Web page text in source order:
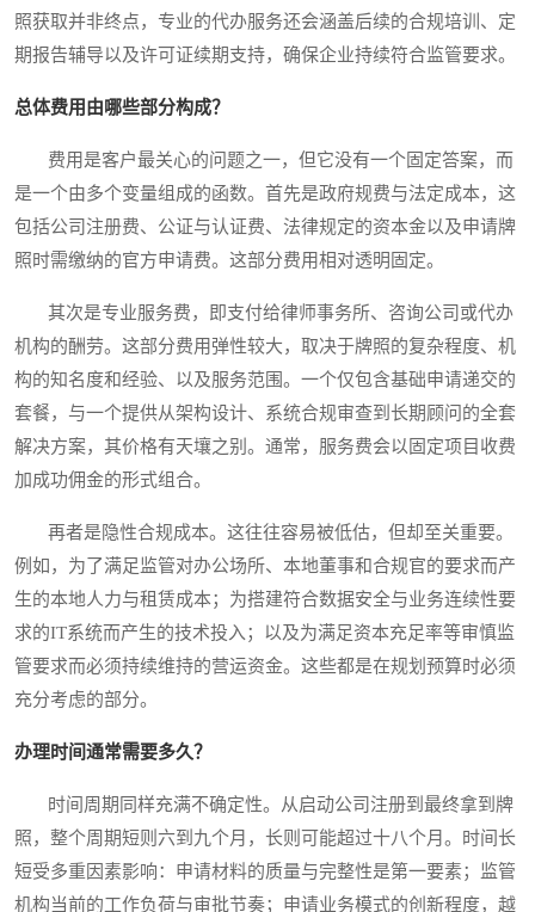
照获取并非终点，专业的代办服务还会涵盖后续的合规培训、定
期报告辅导以及许可证续期支持，确保企业持续符合监管要求。
总体费用由哪些部分构成？
费用是客户最关心的问题之一，但它没有一个固定答案，而
是一个由多个变量组成的函数。首先是政府规费与法定成本，这
包括公司注册费、公证与认证费、法律规定的资本金以及申请牌
照时需缴纳的官方申请费。这部分费用相对透明固定。
其次是专业服务费，即支付给律师事务所、咨询公司或代办
机构的酬劳。这部分费用弹性较大，取决于牌照的复杂程度、机
构的知名度和经验、以及服务范围。一个仅包含基础申请递交的
套餐，与一个提供从架构设计、系统合规审查到长期顾问的全套
解决方案，其价格有天壤之别。通常，服务费会以固定项目收费
加成功佣金的形式组合。
再者是隐性合规成本。这往往容易被低估，但却至关重要。
例如，为了满足监管对办公场所、本地董事和合规官的要求而产
生的本地人力与租赁成本；为搭建符合数据安全与业务连续性要
求的IT系统而产生的技术投入；以及为满足资本充足率等审慎监
管要求而必须持续维持的营运资金。这些都是在规划预算时必须
充分考虑的部分。
办理时间通常需要多久？
时间周期同样充满不确定性。从启动公司注册到最终拿到牌
照，整个周期短则六到九个月，长则可能超过十八个月。时间长
短受多重因素影响：申请材料的质量与完整性是第一要素；监管
机构当前的工作负荷与审批节奏；申请业务模式的创新程度，越